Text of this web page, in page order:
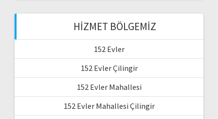
HIZMET BÖLGEMIZ
152 Evler
152 Evler Çilingir
152 Evler Mahallesi
152 Evler Mahallesi Çilingir